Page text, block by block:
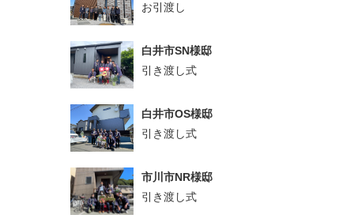
お引渡し
白井市SN様邸
引き渡し式
白井市OS様邸
引き渡し式
市川市NR様邸
引き渡し式